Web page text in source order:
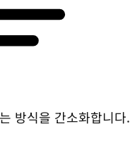
방식을 간소화합니다.